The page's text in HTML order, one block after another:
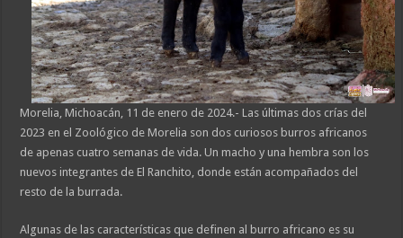
Morelia, Michoacán, 11 de enero de 2024.- Las últimas dos crías del
2023 en el Zoológico de Morelia son dos curiosos burros africanos
de apenas cuatro semanas de vida. Un macho y una hembra son los
nuevos integrantes de El Ranchito, donde están acompañados del
resto de la burrada.
Algunas de las características que definen al burro africano es su